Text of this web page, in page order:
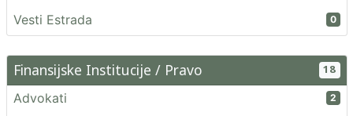
Vesti Estrada 0
Finansijske Institucije / Pravo 18
Advokati 2